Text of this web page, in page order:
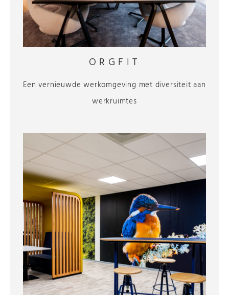
ORGFIT
Een vernieuwde werkomgeving met diversiteit aan
werkruimtes